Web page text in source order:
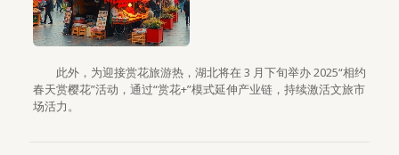
此外，为迎接赏花旅游热，湖北将在 3 月下旬举办 2025“相约
春天赏樱花”活动，通过“赏花+”模式延伸产业链，持续激活文旅市
场活力。